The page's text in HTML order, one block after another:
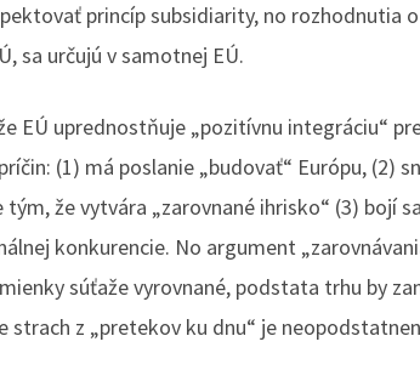
princíp subsidiarity, no rozhodnutia
sa určujú v samotnej EÚ.
EÚ uprednostňuje „pozitívnu integráciu“
(1) má poslanie „budovať“ Európu, (2)
že vytvára „zarovnané ihrisko“ (3) bojí
konkurencie. No argument
súťaže vyrovnané, podstata trhu by
strach z „pretekov ku dnu“ je